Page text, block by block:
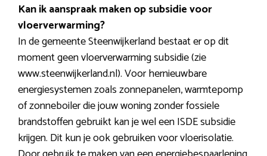
Kan ik aanspraak maken op subsidie voor
vloerverwarming?
In de gemeente Steenwijkerland bestaat er op dit
moment geen vloerverwarming subsidie (zie
www.steenwijkerland.nl). Voor hernieuwbare
energiesystemen zoals zonnepanelen, warmtepomp
of zonneboiler die jouw woning zonder fossiele
brandstoffen gebruikt kan je wel een ISDE subsidie
krijgen. Dit kun je ook gebruiken voor vloerisolatie.